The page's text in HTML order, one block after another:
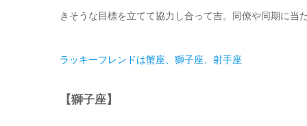
きそうな目標を立てて協力し合って吉。同僚や同期に
ラッキーフレンドは蟹座、獅子座、射手座
【獅子座】